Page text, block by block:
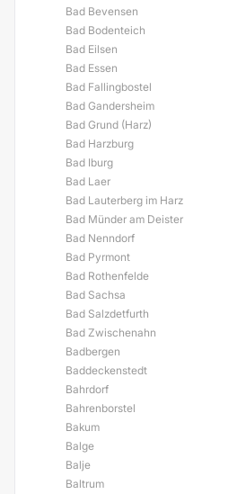
Bad Bevensen
Bad Bodenteich
Bad Eilsen
Bad Essen
Bad Fallingbostel
Bad Gandersheim
Bad Grund (Harz)
Bad Harzburg
Bad Iburg
Bad Laer
Bad Lauterberg im Harz
Bad Münder am Deister
Bad Nenndorf
Bad Pyrmont
Bad Rothenfelde
Bad Sachsa
Bad Salzdetfurth
Bad Zwischenahn
Badbergen
Baddeckenstedt
Bahrdorf
Bahrenborstel
Bakum
Balge
Balje
Baltrum